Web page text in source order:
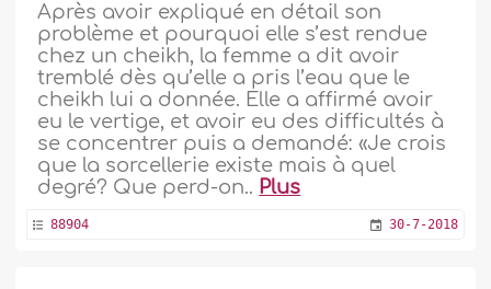
Après avoir expliqué en détail son
problème et pourquoi elle s’est rendue
chez un cheikh, la femme a dit avoir
tremblé dès qu’elle a pris l’eau que le
cheikh lui a donnée. Elle a affirmé avoir
eu le vertige, et avoir eu des difficultés à
se concentrer puis a demandé: «Je crois
que la sorcellerie existe mais à quel
degré? Que perd-on.. Plus
88904 30-7-2018